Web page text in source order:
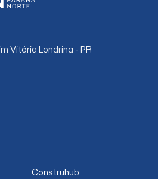
Vitória Londrina - PR
Construhub